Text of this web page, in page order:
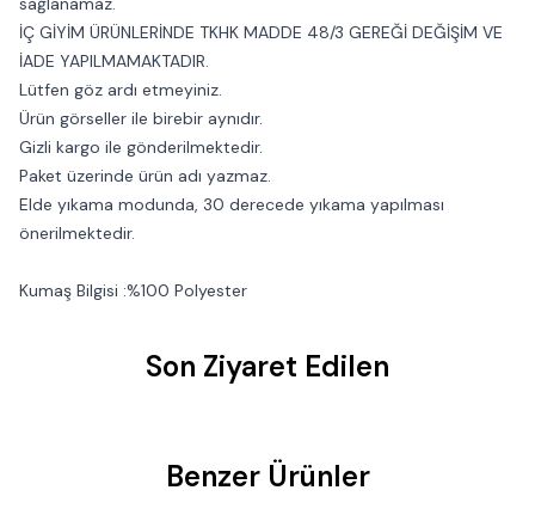
İÇ GİYİM ÜRÜNLERİNDE TKHK MADDE 48/3 GEREĞİ DEĞİŞİM VE
İADE YAPILMAMAKTADIR.
Lütfen göz ardı etmeyiniz.
Ürün görseller ile birebir aynıdır.
Gizli kargo ile gönderilmektedir.
Paket üzerinde ürün adı yazmaz.
Elde yıkama modunda, 30 derecede yıkama yapılması
önerilmektedir.
Kumaş Bilgisi :%100 Polyester
Son Ziyaret Edilen
Benzer Ürünler